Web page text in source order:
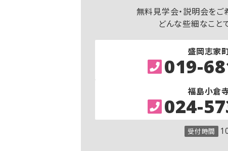
無料見学会・説明会をご
どんな些細なこと
盛岡志家
019-
福島小倉
024-
受付時間